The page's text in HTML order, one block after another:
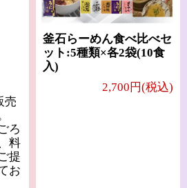
売
ろ
料
提
お
釜石らーめん食べ比べセ
ット:5種類×各2袋(10食
入)
2,700円(税込)